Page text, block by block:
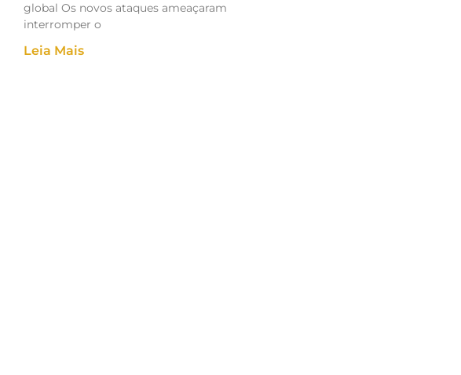
global Os novos ataques ameaçaram
interromper o
Leia Mais